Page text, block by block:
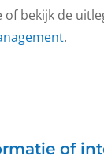
of bekijk de
.
of